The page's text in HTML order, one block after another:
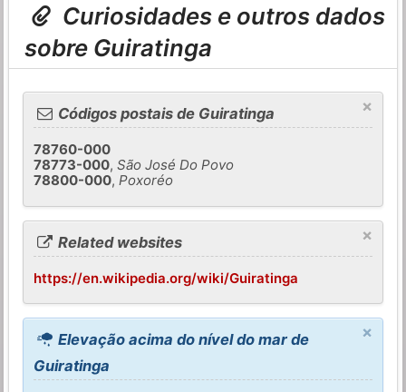
Curiosidades e outros dados
sobre Guiratinga
×
Códigos postais de Guiratinga
78760-000
78773-000,São José Do Povo
78800-000,Poxoréo
×
Related websites
https://en.wikipedia.org/wiki/Guiratinga
×
Elevação acima do nível do mar de
Guiratinga